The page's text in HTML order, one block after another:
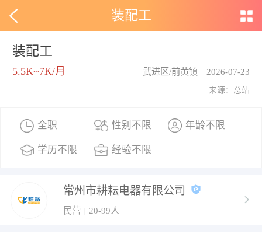
装配工
装配工
5.5K~7K/月 2026-07-23
武进区/前黄镇
来源：总站
全职 性别不限 年龄不限
学历不限 经验不限
常州市耕耘电器有限公司
民营 20-99人